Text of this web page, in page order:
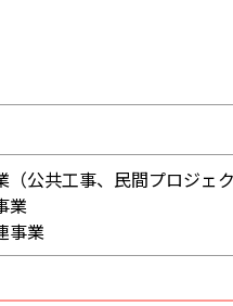
（公共工事、民間プロジェク
業
事業